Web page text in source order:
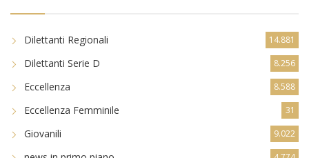
Dilettanti Regionali 14.881
Dilettanti Serie D 8.256
Eccellenza 8.588
Eccellenza Femminile 31
Giovanili 9.022